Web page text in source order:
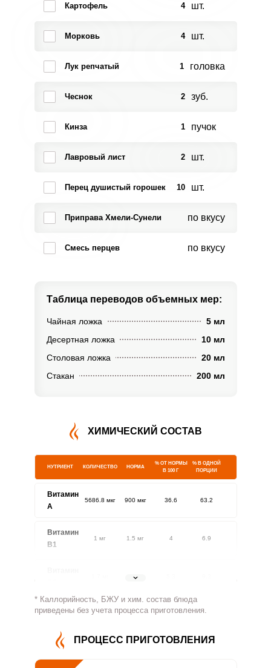
Картофель 4 шт.
Морковь 4 шт.
Лук репчатый 1 головка
Чеснок 2 зуб.
Кинза 1 пучок
Лавровый лист 2 шт.
Перец душистый горошек 10 шт.
Приправа Хмели-Сунели по вкусу
Смесь перцев по вкусу
Таблица переводов объемных мер:
Чайная ложка
5 мл
Десертная ложка
10 мл
Столовая ложка
20 мл
Стакан
200 мл
ХИМИЧЕСКИЙ СОСТАВ
НУТРИЕНТ КОЛИЧЕСТВО НОРМА
% ОТ НОРМЫ
В 100 Г
% В ОДНОЙ
ПОРЦИИ
Витамин
A
5686.8 мкг 900 мкг 36.6 63.2
Витамин
В1
1 мг 1.5 мг 4 6.9
1.8 мг
Витамин
934.5 мг 500 мг 10.8 18.7
Витамин
В5
* Каллорийность, БЖУ и хим. состав блюда
приведены без учета процесса приготовления.
ПРОЦЕСС ПРИГОТОВЛЕНИЯ